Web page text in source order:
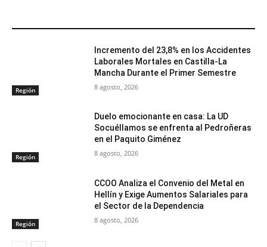
Región
Incremento del 23,8% en los Accidentes
Laborales Mortales en Castilla-La
Mancha Durante el Primer Semestre
8 agosto, 2026
Región
Duelo emocionante en casa: La UD
Socuéllamos se enfrenta al Pedroñeras
en el Paquito Giménez
8 agosto, 2026
Región
CCOO Analiza el Convenio del Metal en
Hellín y Exige Aumentos Salariales para
el Sector de la Dependencia
8 agosto, 2026